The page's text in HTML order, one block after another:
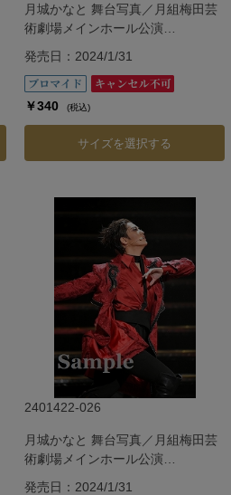
月城かなと 舞台写真／月組梅田芸
術劇場メインホール公演
『G.O.A.T』
発売日：2024/1/31
￥340 (税込)
サイズを選択する
2401422-026
月城かなと 舞台写真／月組梅田芸
術劇場メインホール公演
『G.O.A.T』
発売日：2024/1/31